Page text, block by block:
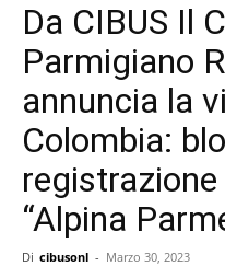
Da CIBUS Il
Parmigiano
annuncia la
Colombia:
“Alpina
Di cibusonl - Marzo 30, 2023